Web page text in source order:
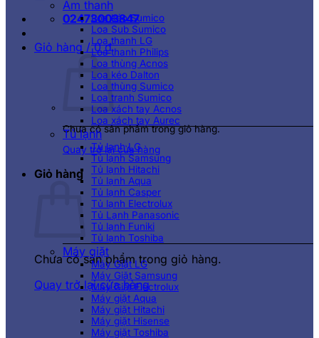
02473003847
Giỏ hàng /0₫
Chưa có sản phẩm trong giỏ hàng.
Quay trở lại cửa hàng
Giỏ hàng
Chưa có sản phẩm trong giỏ hàng.
Quay trở lại cửa hàng
Âm thanh
Loa kéo Sumico
Loa Sub Sumico
Loa thanh LG
Loa thanh Philips
Loa thùng Acnos
Loa kéo Dalton
Loa thùng Sumico
Loa tranh Sumico
Loa xách tay Acnos
Loa xách tay Aurec
Tủ lạnh
Tủ lạnh LG
Tủ lạnh Samsung
Tủ lạnh Hitachi
Tủ lạnh Aqua
Tủ lạnh Casper
Tủ lạnh Electrolux
Tủ Lạnh Panasonic
Tủ lạnh Funiki
Tủ lạnh Toshiba
Máy giặt
Máy Giặt LG
Máy Giặt Samsung
Máy Giặt Electrolux
Máy giặt Aqua
Máy giặt Hitachi
Máy giặt Hisense
Máy giặt Toshiba